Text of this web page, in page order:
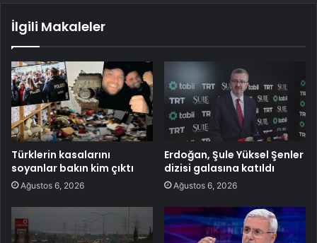
İlgili Makaleler
Türklerin kasalarını
soyanlar bakın kim çıktı
Ağustos 6, 2026
Erdoğan, Şule Yüksel Şenler
dizisi galasına katıldı
Ağustos 6, 2026